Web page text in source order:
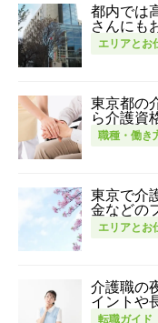
都内では
さんにも
エリアとお
東京都の
ら介護資
職種・働き
東京で介
金などの
エリアとお
介護職の
イントや
転職ガイド